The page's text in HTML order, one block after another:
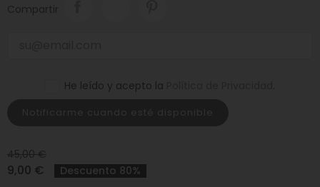
Compartir
He leído y acepto la
45,00 €
9,00 €
Descuento 80%